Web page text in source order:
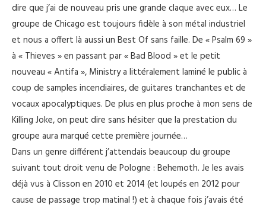
dire que j’ai de nouveau pris une grande claque avec eux… Le
groupe de Chicago est toujours fidèle à son métal industriel
et nous a offert là aussi un Best Of sans faille. De « Psalm 69 »
à « Thieves » en passant par « Bad Blood » et le petit
nouveau « Antifa », Ministry a littéralement laminé le public à
coup de samples incendiaires, de guitares tranchantes et de
vocaux apocalyptiques. De plus en plus proche à mon sens de
Killing Joke, on peut dire sans hésiter que la prestation du
groupe aura marqué cette première journée…
Dans un genre différent j’attendais beaucoup du groupe
suivant tout droit venu de Pologne : Behemoth. Je les avais
déjà vus à Clisson en 2010 et 2014 (et loupés en 2012 pour
cause de passage trop matinal !) et à chaque fois j’avais été